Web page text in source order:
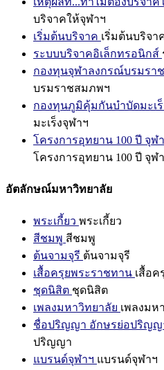
บริจาคให้จุฬาฯ
เริ่มต้นบริจาค เริ่มต้นบริจา
ระบบบริจาคอิเล็กทรอนิกส์
กองทุนจุฬาลงกรณ์บรมรา
บรมราชสมภพฯ
กองทุนภูมิคุ้มกันบำบัดมะเร็
มะเร็งจุฬาฯ
โครงการอุทยาน 100 ปี จุ
โครงการอุทยาน 100 ปี จุ
อัตลักษณ์มหาวิทยาลัย
พระเกี้ยว พระเกี้ยว
สีชมพู สีชมพู
ต้นจามจุรี ต้นจามจุรี
เสื้อครุยพระราชทาน เสื้อ
ชุดนิสิต ชุดนิสิต
เพลงมหาวิทยาลัย เพลงมห
ชื่อปริญญา อักษรย่อปริญญ
ปริญญา
แบรนด์จุฬาฯ แบรนด์จุฬาฯ